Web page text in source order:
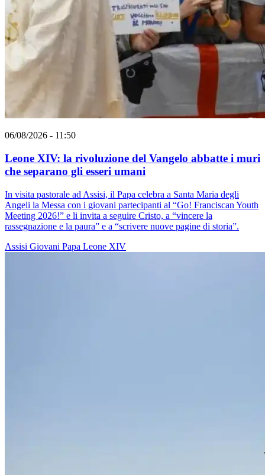
06/08/2026 - 11:50
Leone XIV: la rivoluzione del Vangelo abbatte i muri
che separano gli esseri umani
In visita pastorale ad Assisi, il Papa celebra a Santa Maria degli
Angeli la Messa con i giovani partecipanti al “Go! Franciscan Youth
Meeting 2026!” e li invita a seguire Cristo, a “vincere la
rassegnazione e la paura” e a “scrivere nuove pagine di storia”.
Assisi Giovani Papa Leone XIV